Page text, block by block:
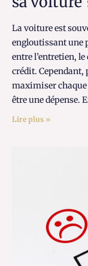
La voiture est
engloutissant une
entre l’entretien,
crédit. Cependant,
maximiser
être une dépense.
Lire plus »